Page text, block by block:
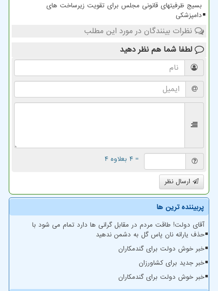
بسیج ظرفیتهای قانونی مجلس برای تقویت زیرساخت های
دامپزشکی
نظرات بینندگان در مورد این مطلب
لطفا شما هم نظر دهید
= ۴ بعلاوه ۴
ارسال نظر
پربیننده ترین ها
آقای دولت! طاقت مردم در مقابل گرانی ها دارد تمام می شود با
حذف یارانه نان پاس گل به دشمن ندهید
خبر خوش دولت برای گندمکاران
خبر جدید برای کشاورزان
خبر خوش دولت برای گندمکاران